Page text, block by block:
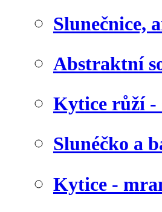
Slunečnice,
Abstraktní
Kytice růží -
Slunéčko a
Kytice -